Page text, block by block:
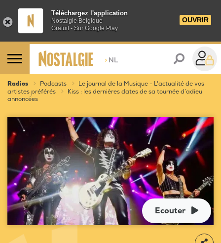
Téléchargez l'application
Nostalgie Belgique
Gratuit - Sur Google Play
OUVRIR
> NL
Radios Podcasts
Le journal de la Musique - L'actualité de vos
artistes préférés
Kiss : les dernières dates de sa tournée d’adieu
annoncées
Ecouter